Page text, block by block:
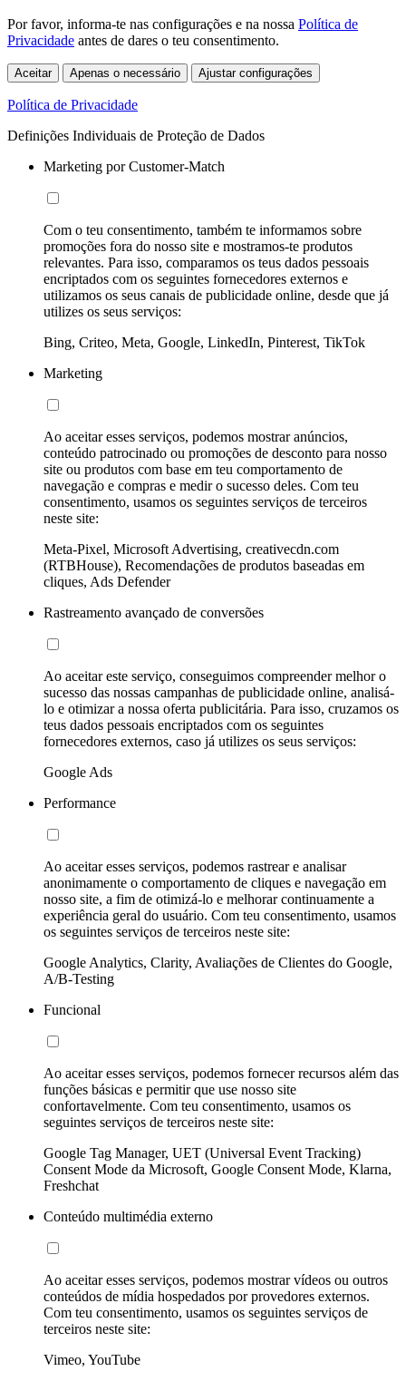
Por favor, informa-te nas configurações e na nossa Política de
Privacidade antes de dares o teu consentimento.
Aceitar Apenas o necessário Ajustar configurações
Política de Privacidade
Definições Individuais de Proteção de Dados
Marketing por Customer-Match
Com o teu consentimento, também te informamos sobre
promoções fora do nosso site e mostramos-te produtos
relevantes. Para isso, comparamos os teus dados pessoais
encriptados com os seguintes fornecedores externos e
utilizamos os seus canais de publicidade online, desde que já
utilizes os seus serviços:
Bing, Criteo, Meta, Google, LinkedIn, Pinterest, TikTok
Marketing
Ao aceitar esses serviços, podemos mostrar anúncios,
conteúdo patrocinado ou promoções de desconto para nosso
site ou produtos com base em teu comportamento de
navegação e compras e medir o sucesso deles. Com teu
consentimento, usamos os seguintes serviços de terceiros
neste site:
Meta-Pixel, Microsoft Advertising, creativecdn.com
(RTBHouse), Recomendações de produtos baseadas em
cliques, Ads Defender
Rastreamento avançado de conversões
Ao aceitar este serviço, conseguimos compreender melhor o
sucesso das nossas campanhas de publicidade online, analisá-
lo e otimizar a nossa oferta publicitária. Para isso, cruzamos os
teus dados pessoais encriptados com os seguintes
fornecedores externos, caso já utilizes os seus serviços:
Google Ads
Performance
Ao aceitar esses serviços, podemos rastrear e analisar
anonimamente o comportamento de cliques e navegação em
nosso site, a fim de otimizá-lo e melhorar continuamente a
experiência geral do usuário. Com teu consentimento, usamos
os seguintes serviços de terceiros neste site:
Google Analytics, Clarity, Avaliações de Clientes do Google,
A/B-Testing
Funcional
Ao aceitar esses serviços, podemos fornecer recursos além das
funções básicas e permitir que use nosso site
confortavelmente. Com teu consentimento, usamos os
seguintes serviços de terceiros neste site:
Google Tag Manager, UET (Universal Event Tracking)
Consent Mode da Microsoft, Google Consent Mode, Klarna,
Freshchat
Conteúdo multimédia externo
Ao aceitar esses serviços, podemos mostrar vídeos ou outros
conteúdos de mídia hospedados por provedores externos.
Com teu consentimento, usamos os seguintes serviços de
terceiros neste site:
Vimeo, YouTube